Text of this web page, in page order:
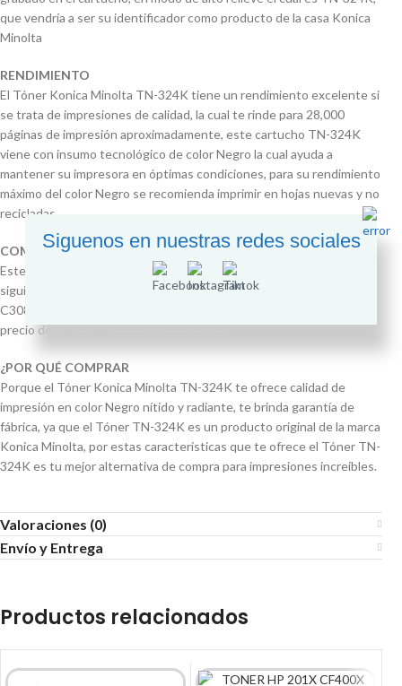
que vendría a ser su identificador como producto de la casa Konica
Minolta
RENDIMIENTO
El Tóner Konica Minolta TN-324K tiene un rendimiento excelente si
se trata de impresiones de calidad, la cual te rinde para 28,000
páginas de impresión aproximadamente, este cartucho TN-324K
viene con insumo tecnológico de color Negro la cual ayuda a
mantener su impresora en óptimas condiciones, para su rendimiento
máximo del color Negro se recomienda imprimir en hojas nuevas y no
recicladas.
COMPATIBLE CON IMPRESORAS
Este Cartucho de Tóner TN-324K está fabricado para usarse en los
siguientes modelos de Impresoras Konica Minolta Bizhub C258,
C308, C368 las cuales realizan impresiones de alta calidad a un
precio de impresión bastante económico.
¿POR QUÉ COMPRAR
Porque el Tóner Konica Minolta TN-324K te ofrece calidad de
impresión en color Negro nítido y radiante, te brinda garantía de
fábrica, ya que el Tóner TN-324K es un producto original de la marca
Konica Minolta, por estas características que te ofrece el Tóner TN-
324K es tu mejor alternativa de compra para impresiones increíbles.
Valoraciones (0)
Envío y Entrega
Productos relacionados
Siguenos en nuestras redes sociales